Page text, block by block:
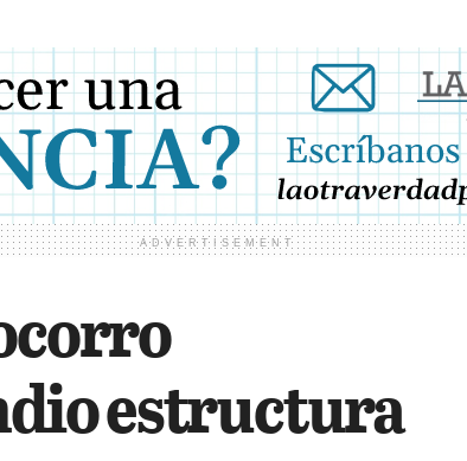
ADVERTISEMENT
estructura